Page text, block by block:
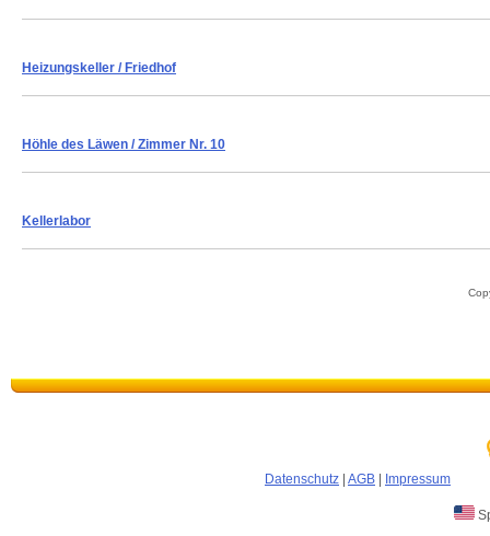
Heizungskeller / Friedhof
Höhle des Läwen / Zimmer Nr. 10
Kellerlabor
Datenschutz AGB Impressum